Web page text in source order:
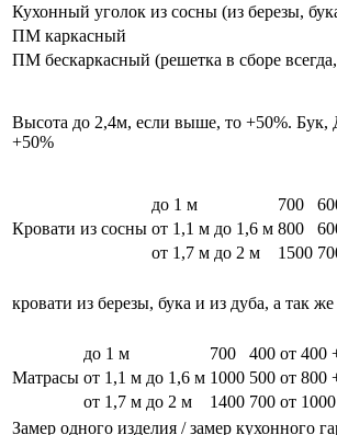
Кухонный уголок из сосны (из березы,
ПМ каркасный
ПМ бескаркасный (решетка в сборе
Высота до 2,4м, если выше, то +50%.
+50%
Кровати из сосны
до 1 м 700
от 1,1 м до 1,6 м 800
от 1,7 м до 2 м
1500
кровати из березы, бука и из дуба, а так
Матрасы
до 1 м 700 400 от 400
от 1,1 м до 1,6 м 1000 500 от 800
от 1,7 м до 2 м
1400 700 от
Замер одного изделия / замер кухонного